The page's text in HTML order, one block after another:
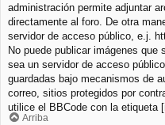
administración permite adjuntar
directamente al foro. De otra
servidor de acceso público, e.j.
No puede publicar imágenes
sea un servidor de acceso
guardadas bajo mecanismos de
correo, sitios protegidos por
utilice el BBCode con la etiqueta
Arriba